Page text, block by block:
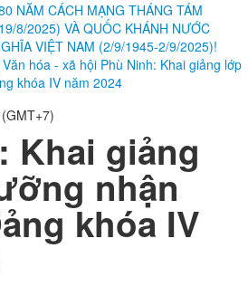
NĂM CÁCH MẠNG THÁNG TÁM
8/2025) VÀ QUỐC KHÁNH NƯỚC
VIỆT NAM (2/9/1945-2/9/2025)!
Văn hóa - xã hội Phù Ninh: Khai giảng lớp
khóa IV năm 2024
Khai giảng
nhận
khóa IV